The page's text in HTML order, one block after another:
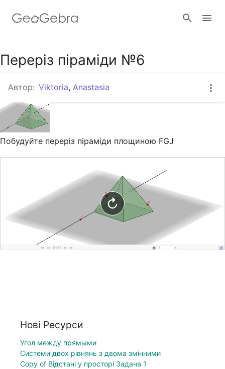
Google Клас
GeoGebra Клас
Переріз піраміди №6
Автор: Viktoria, Anastasia
Побудуйте переріз піраміди площиною FGJ
Нові Ресурси
Угол между прямыми
Системи двох рівнянь з двома змінними
Copy of Відстані у просторі Задача 1